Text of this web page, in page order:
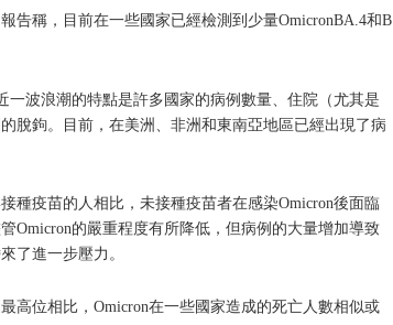
告稱，目前在一些國家已經檢測到少量OmicronBA.4和B
一波浪潮的特點是許多國家的病例數量、住院（尤其是
脫鉤。目前，在美洲、非洲和東南亞地區已經出現了病
種疫苗的人相比，未接種疫苗者在感染Omicron後面臨
Omicron的嚴重程度有所降低，但病例的大量增加導致
了進一步壓力。
高位相比，Omicron在一些國家造成的死亡人數相似或